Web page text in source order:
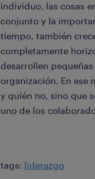
individuo, las cosas
conjunto y la
tiempo, también
completamente
desarrollen
organización. En ese
y quién no, sino que
uno de los
tags: liderazgo